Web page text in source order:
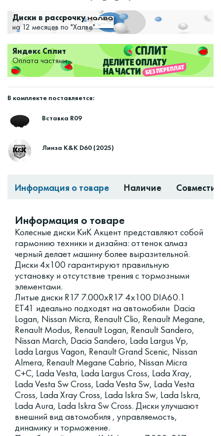
Диски в рассрочку
на 12 месяцев по "Халве"
Яндекс Сплит
Оплата частями
В комплекте поставляется:
Вставка R09
Линза K&K D60 (2025)
Информация о товаре Наличие
Информация о товаре
Колесные диски КиК Акцент представляют собой
гармонию техники и дизайна: оттенок алмаз
черный делает машину более выразительной.
Диски 4x100 гарантируют правильную
установку и отсутствие трения с тормозными
элементами.
Литые диски R17 7.000xR17 4x100 DIA60.1
ET41 идеально подходят на автомобили Dacia
Logan, Nissan Micra, Renault Clio, Renault Megane,
Renault Modus, Renault Logan, Renault Sandero,
Nissan March, Dacia Sandero, Lada Largus Vp,
Lada Largus Vagon, Renault Grand Scenic, Nissan
Almera, Renault Megane Cabrio, Nissan Micra
C+C, Lada Vesta, Lada Largus Cross, Lada Xray,
Lada Vesta Sw Cross, Lada Vesta Sw, Lada Vesta
Cross, Lada Xray Cross, Lada Iskra Sw, Lada Iskra,
Lada Aura, Lada Iskra Sw Cross. Диски улучшают
внешний вид автомобиля , управляемость,
динамику и торможение.